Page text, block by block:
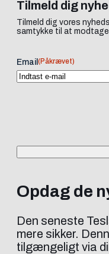
Tilmeld dig
Tilmeld dig vores
samtykke til at
Email (Påkrævet)
Opdag de
Den seneste
mere sikker.
tilgængeligt via